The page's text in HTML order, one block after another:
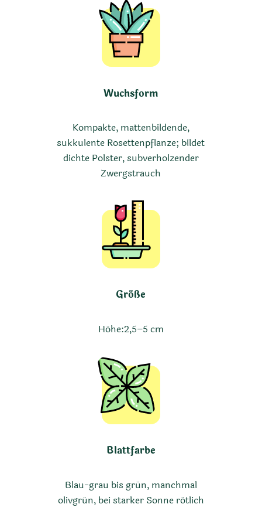
Wuchsform
Kompakte, mattenbildende,
sukkulente Rosettenpflanze; bildet
dichte Polster, subverholzender
Zwergstrauch
Größe
Höhe:2,5–5 cm
Blattfarbe
Blau-grau bis grün, manchmal
olivgrün, bei starker Sonne rötlich